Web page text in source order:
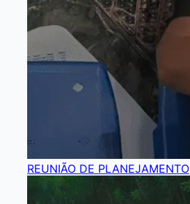
REUNIÃO DE PLANEJAMENTO